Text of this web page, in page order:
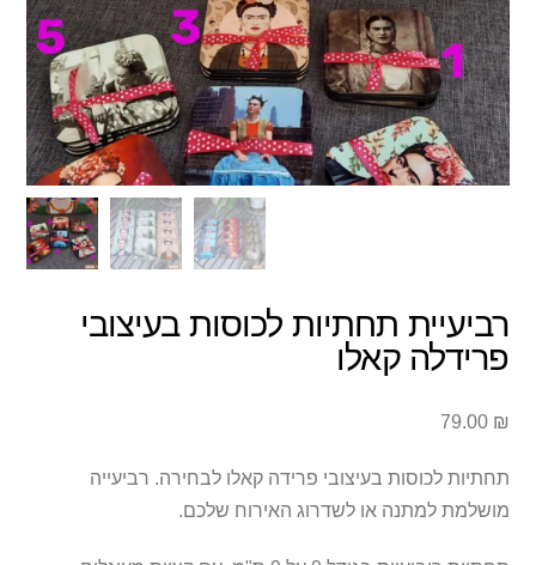
רביעיית תחתיות לכוסות בעיצובי
פרידלה קאלו
79.00 ₪
תחתיות לכוסות בעיצובי פרידה קאלו לבחירה. רביעייה
מושלמת למתנה או לשדרוג האירוח שלכם.